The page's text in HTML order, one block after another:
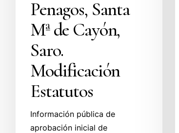
Saro.
Modificación
Penagos, Santa
Mª de Cayón,
Saro.
Modificación
Estatutos
Información pública de
aprobación inicial de